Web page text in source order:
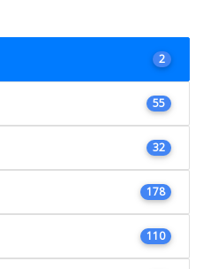
2
55
32
178
110